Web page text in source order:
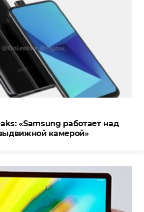
«Samsung работает над
камерой»